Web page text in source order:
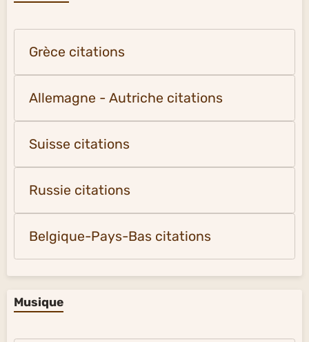
Grèce citations
Allemagne - Autriche citations
Suisse citations
Russie citations
Belgique-Pays-Bas citations
Musique